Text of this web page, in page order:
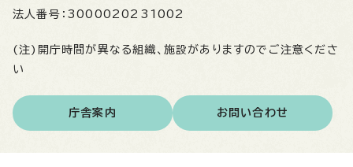
法人番号： 3000020231002
(注)開庁時間が異なる組織、施設がありますのでご注意くださ
い
庁舎案内 お問い合わせ